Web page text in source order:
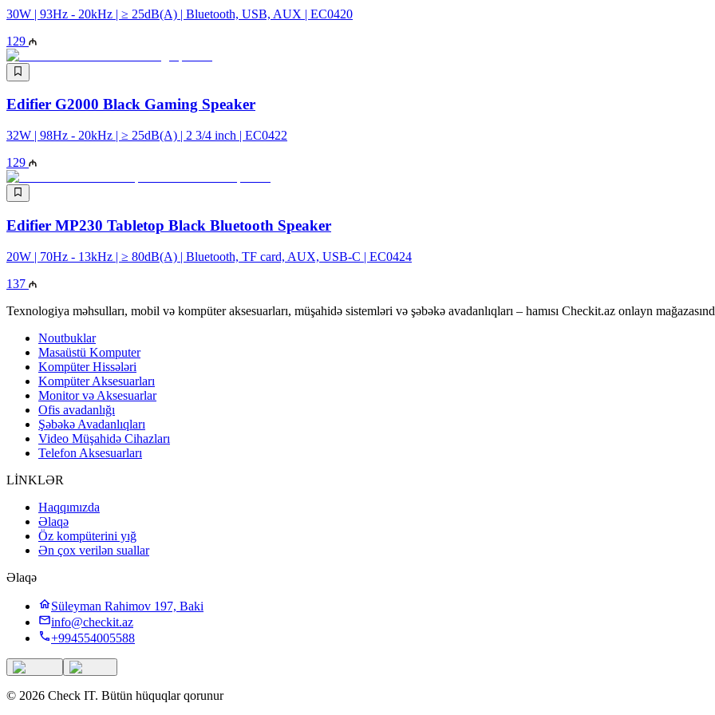
30W | 93Hz - 20kHz | ≥ 25dB(A) | Bluetooth, USB, AUX | EC0420
129
Edifier G2000 Black Gaming Speaker
32W | 98Hz - 20kHz | ≥ 25dB(A) | 2 3/4 inch | EC0422
129
Edifier MP230 Tabletop Black Bluetooth Speaker
20W | 70Hz - 13kHz | ≥ 80dB(A) | Bluetooth, TF card, AUX, USB-C | EC0424
137
Texnologiya məhsulları, mobil və kompüter aksesuarları, müşahidə sistemləri və şəbəkə avadanlıqları – hamısı Checkit.az onlayn
Noutbuklar
Masaüstü Komputer
Kompüter Hissələri
Kompüter Aksesuarları
Monitor və Aksesuarlar
Ofis avadanlığı
Şəbəkə Avadanlıqları
Video Müşahidə Cihazları
Telefon Aksesuarları
LİNKLƏR
Haqqımızda
Əlaqə
Öz kompüterini yığ
Ən çox verilən suallar
Əlaqə
Süleyman Rahimov 197, Baki
info@checkit.az
+994554005588
© 2026 Check IT. Bütün hüquqlar qorunur